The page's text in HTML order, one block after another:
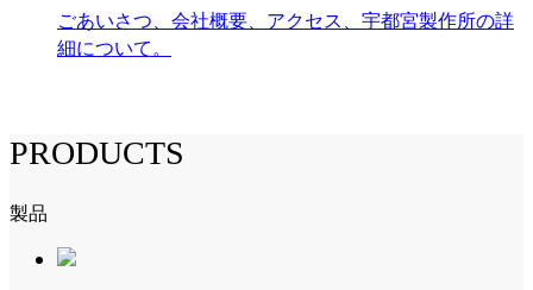
ごあいさつ、会社概要、アクセス、宇都宮製作所の詳
細について。
PRODUCTS
製品